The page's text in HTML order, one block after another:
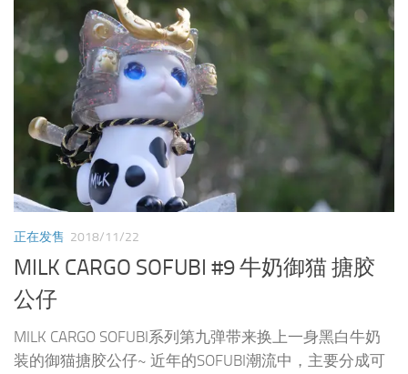
正在发售 2018/11/22
MILK CARGO SOFUBI #9 牛奶御猫 搪胶
公仔
MILK CARGO SOFUBI系列第九弹带来换上一身黑白牛奶
装的御猫搪胶公仔~ 近年的SOFUBI潮流中，主要分成可